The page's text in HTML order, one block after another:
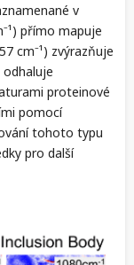
v
přímo mapuje
cm⁻¹) zvýrazňuje
proteinové
pomocí
tohoto typu
pro další